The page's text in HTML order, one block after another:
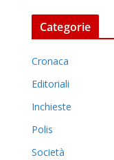
Categorie
Cronaca
Editoriali
Inchieste
Polis
Società